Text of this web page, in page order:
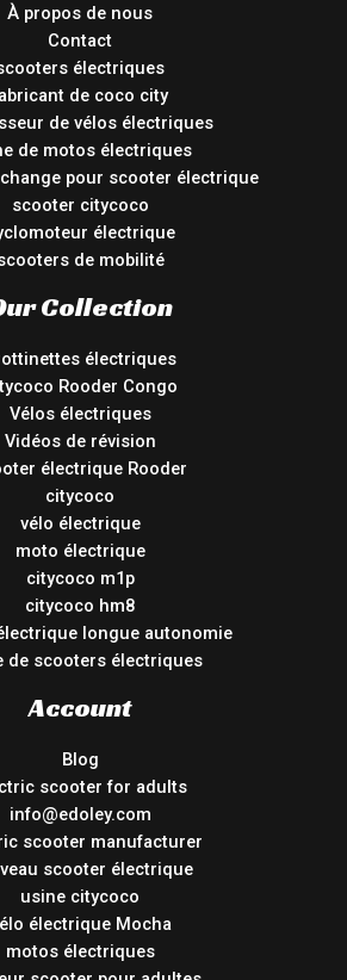
À propos de nous
Contact
électriques
de coco city
de vélos électriques
de motos électriques
pour scooter électrique
scooter citycoco
électrique
de mobilité
Collection
électriques
Rooder Congo
Vélos électriques
Vidéos de révision
électrique Rooder
citycoco
vélo électrique
moto électrique
citycoco m1p
citycoco hm8
longue autonomie
de scooters électriques
Account
Blog
scooter for adults
info@edoley.com
scooter manufacturer
scooter électrique
usine citycoco
électrique Mocha
motos électriques